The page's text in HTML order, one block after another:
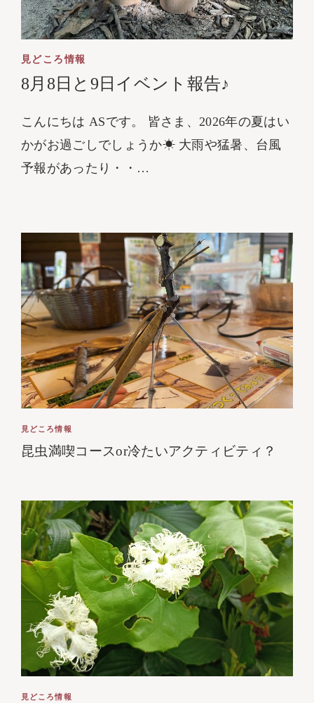
見どころ情報
8月8日と9日イベント報告♪
こんにちは ASです。 皆さま、2026年の夏はい
かがお過ごしでしょうか☀ 大雨や猛暑、台風
予報があったり・・…
見どころ情報
昆虫満喫コースor冷たいアクティビティ？
見どころ情報